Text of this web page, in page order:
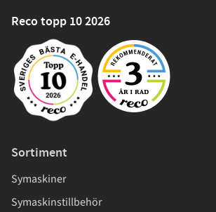
Reco topp 10 2026
Sortiment
Symaskiner
Symaskinstillbehör